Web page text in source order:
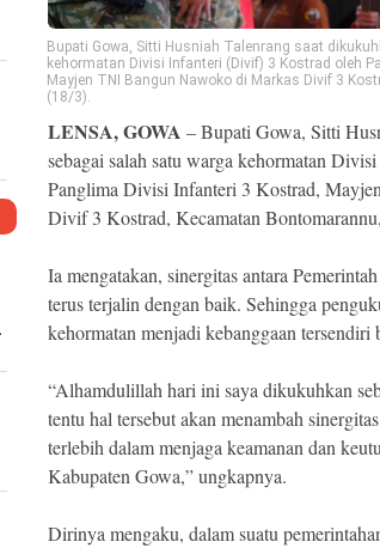
Bupati Gowa, Sitti Husniah Talenrang saat
kehormatan Divisi Infanteri (Divif) 3 Kostrad oleh
Mayjen TNI Bangun Nawoko di Markas Divif 3
(18/3).
LENSA, GOWA – Bupati Gowa, Sitti
sebagai salah satu warga kehormatan
Panglima Divisi Infanteri 3 Kostrad,
Divif 3 Kostrad, Kecamatan
Ia mengatakan, sinergitas antara
terus terjalin dengan baik. Sehingga
kehormatan menjadi kebanggaan
“Alhamdulillah hari ini saya dikukuhkan
tentu hal tersebut akan menambah
terlebih dalam menjaga keamanan dan
Kabupaten Gowa,” ungkapnya.
Dirinya mengaku, dalam suatu